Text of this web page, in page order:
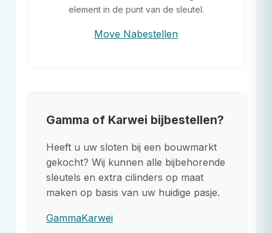
element in de punt van de sleutel.
Move Nabestellen
Gamma of Karwei bijbestellen?
Heeft u uw sloten bij een bouwmarkt
gekocht? Wij kunnen alle bijbehorende
sleutels en extra cilinders op maat
maken op basis van uw huidige pasje.
GammaKarwei